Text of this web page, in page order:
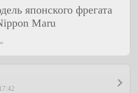
японского фрегата
Maru